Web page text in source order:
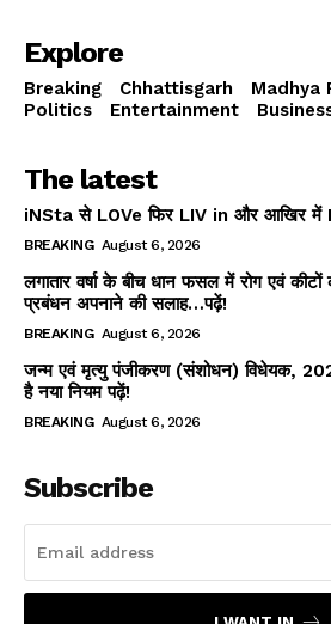
Explore
Breaking Chhattisgarh Madhya
Politics
Entertainment
The latest
iNSta से LOVe फिर LIV in और आखिर में
BREAKING August 6, 2026
लगातार वर्षा के बीच धान फसल में रोग एवं कीटों
प्रबंधन अपनाने की सलाह…पढ़ें!
BREAKING August 6, 2026
जन्म एवं मृत्यु पंजीकरण (संशोधन) विधेयक,
है नया नियम पढ़ें!
BREAKING August 6, 2026
Subscribe